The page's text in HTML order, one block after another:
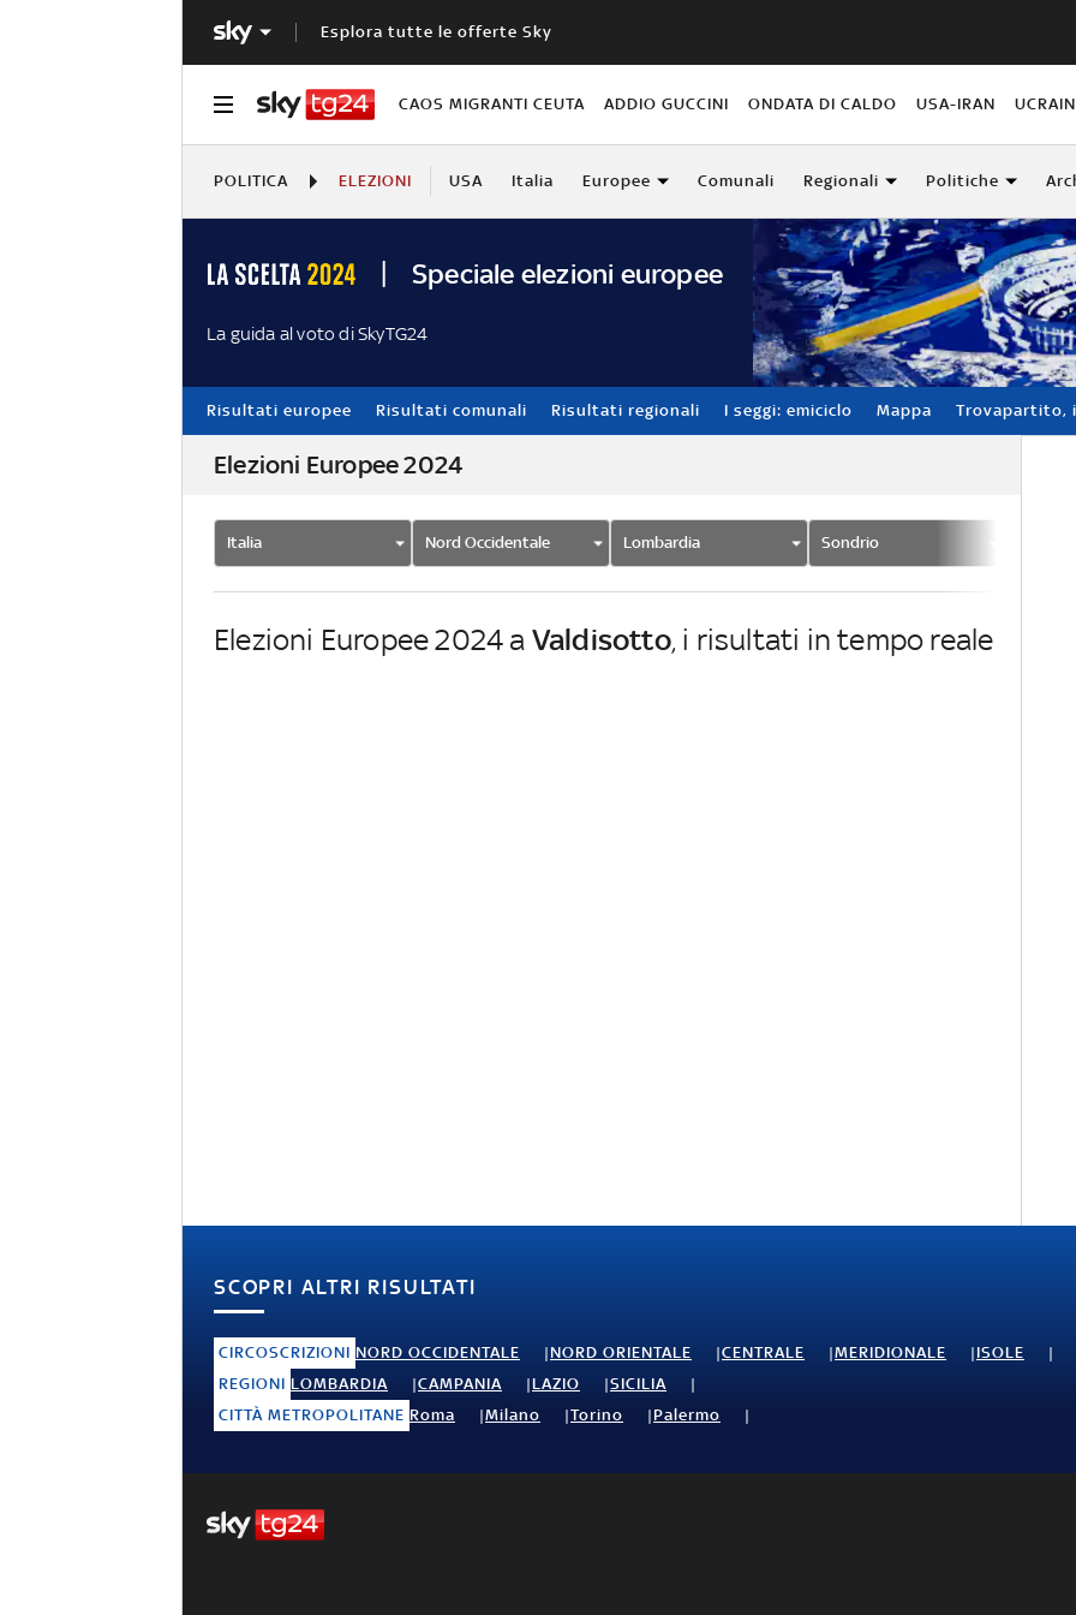
Esplora tutte le offerte Sky
CAOS MIGRANTI CEUTA ADDIO GUCCINI ONDATA DI CALDO USA-IRAN
POLITICA ELEZIONI USA Italia Europee Comunali Regionali Politiche
Speciale elezioni europee
La guida al voto di SkyTG24
Risultati europee Risultati comunali Risultati regionali I seggi: emiciclo Mappa Trovapartito,
Elezioni Europee 2024
Italia Nord Occidentale Lombardia Sondrio
Elezioni Europee 2024 a Valdisotto, i risultati in tempo reale
SCOPRI ALTRI RISULTATI
CIRCOSCRIZIONI NORD OCCIDENTALE NORD ORIENTALE CENTRALE MERIDIONALE
ISOLE
REGIONI LOMBARDIA CAMPANIA LAZIO
SICILIA
CITTÀ METROPOLITANE Roma Milano Torino Palermo